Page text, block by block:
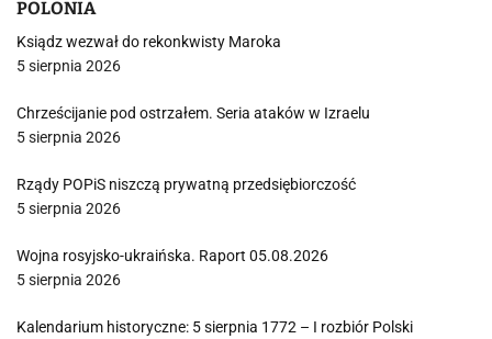
POLONIA
Ksiądz wezwał do rekonkwisty Maroka
5 sierpnia 2026
Chrześcijanie pod ostrzałem. Seria ataków w Izraelu
5 sierpnia 2026
Rządy POPiS niszczą prywatną przedsiębiorczość
5 sierpnia 2026
Wojna rosyjsko-ukraińska. Raport 05.08.2026
5 sierpnia 2026
Kalendarium historyczne: 5 sierpnia 1772 – I rozbiór Polski